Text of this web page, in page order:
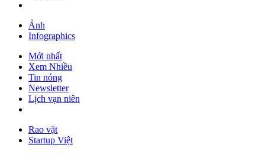
Ảnh
Infographics
Mới nhất
Xem Nhiều
Tin nóng
Newsletter
Lịch vạn niên
Rao vặt
Startup Việt